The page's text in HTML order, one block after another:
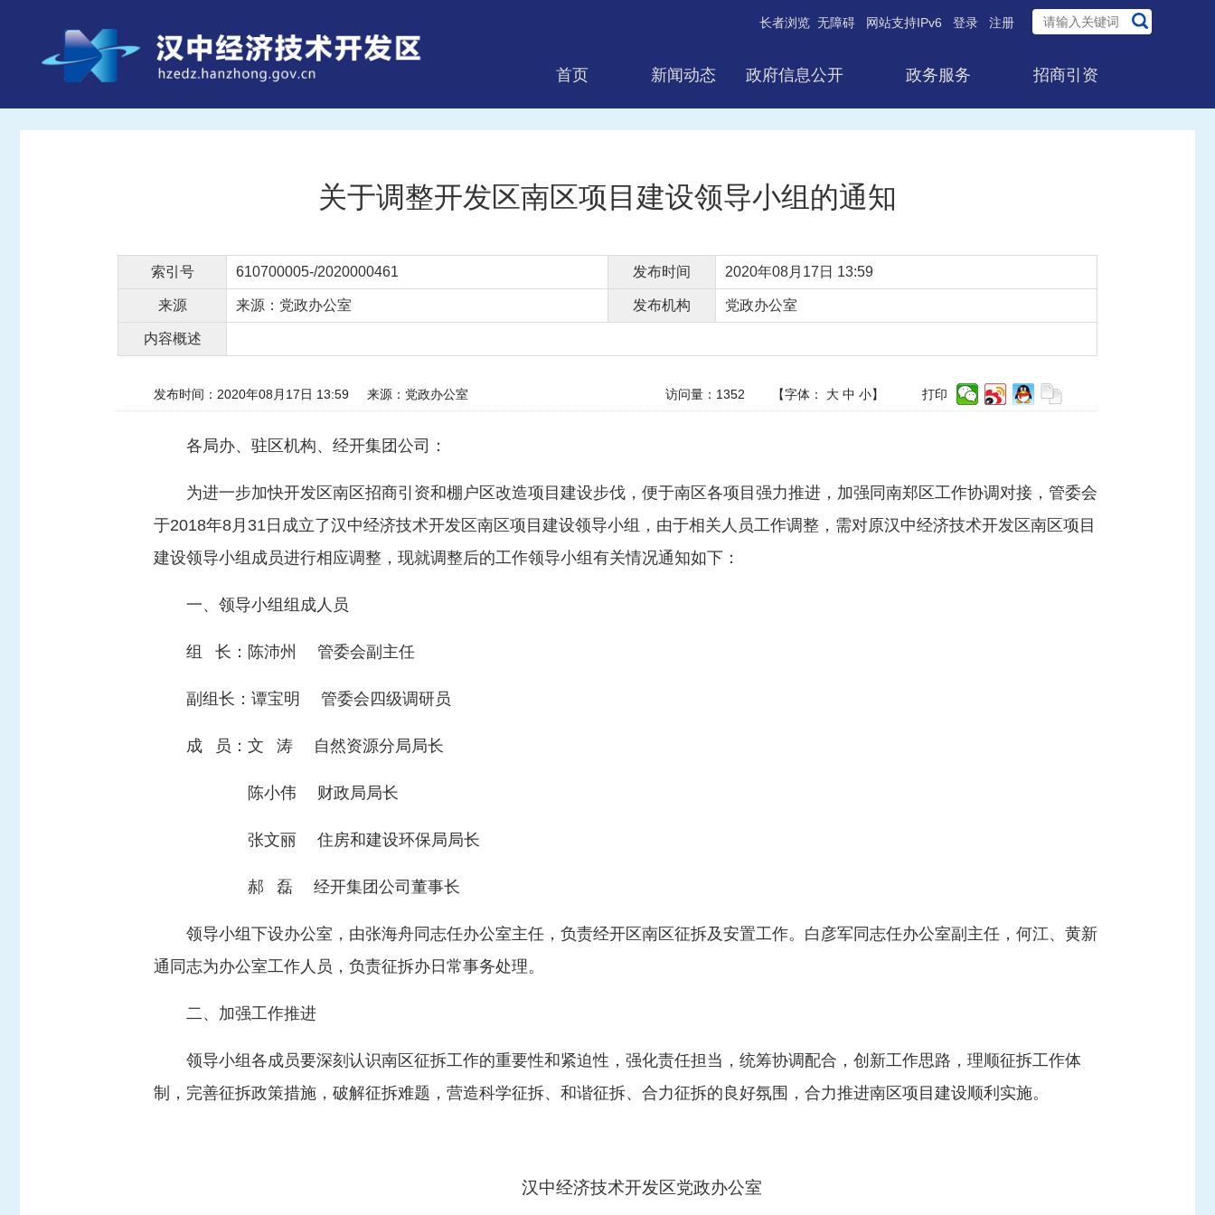
长者浏览 无障碍 网站支持IPv6 登录 注册
首页 新闻动态 政府信息公开 政务服务 招商引资
关于调整开发区南区项目建设领导小组的通知
索引号 610700005-/2020000461 发布时间 2020年08月17日 13:59
来源 来源：党政办公室 发布机构 党政办公室
内容概述
发布时间：2020年08月17日 13:59 来源：党政办公室 访问量： 1352 【字体： 大 中 小】 打印
各局办、驻区机构、经开集团公司：
为进一步加快开发区南区招商引资和棚户区改造项目建设步伐，便于南区各项目强力推进，加强同南郑区工作协调对接，管委会
于2018年8月31日成立了汉中经济技术开发区南区项目建设领导小组，由于相关人员工作调整，需对原汉中经济技术开发区南区项目
建设领导小组成员进行相应调整，现就调整后的工作领导小组有关情况通知如下：
一、领导小组组成人员
组 长：陈沛州 管委会副主任
副组长：谭宝明 管委会四级调研员
成 员：文 涛 自然资源分局局长
陈小伟 财政局局长
张文丽 住房和建设环保局局长
郝 磊 经开集团公司董事长
领导小组下设办公室，由张海舟同志任办公室主任，负责经开区南区征拆及安置工作。白彦军同志任办公室副主任，何江、黄新
通同志为办公室工作人员，负责征拆办日常事务处理。
二、加强工作推进
领导小组各成员要深刻认识南区征拆工作的重要性和紧迫性，强化责任担当，统筹协调配合，创新工作思路，理顺征拆工作体
制，完善征拆政策措施，破解征拆难题，营造科学征拆、和谐征拆、合力征拆的良好氛围，合力推进南区项目建设顺利实施。
汉中经济技术开发区党政办公室